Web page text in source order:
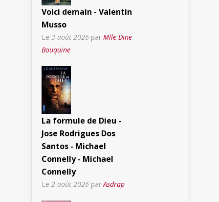
Voici demain - Valentin
Musso
Le 3 août 2026 par Mlle Dine
Bouquine
La formule de Dieu -
Jose Rodrigues Dos
Santos - Michael
Connelly - Michael
Connelly
Le 2 août 2026 parAsdrap